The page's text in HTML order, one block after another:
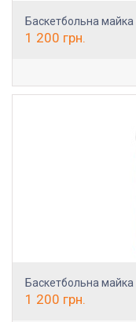
Баскетбольна майка
1 200 грн.
Баскетбольна майка
1 200 грн.